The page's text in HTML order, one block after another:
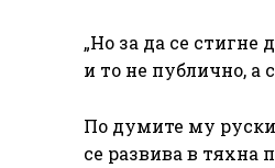
„Но за да се стигне
и то не публично, а
По думите му
се развива в тяхна